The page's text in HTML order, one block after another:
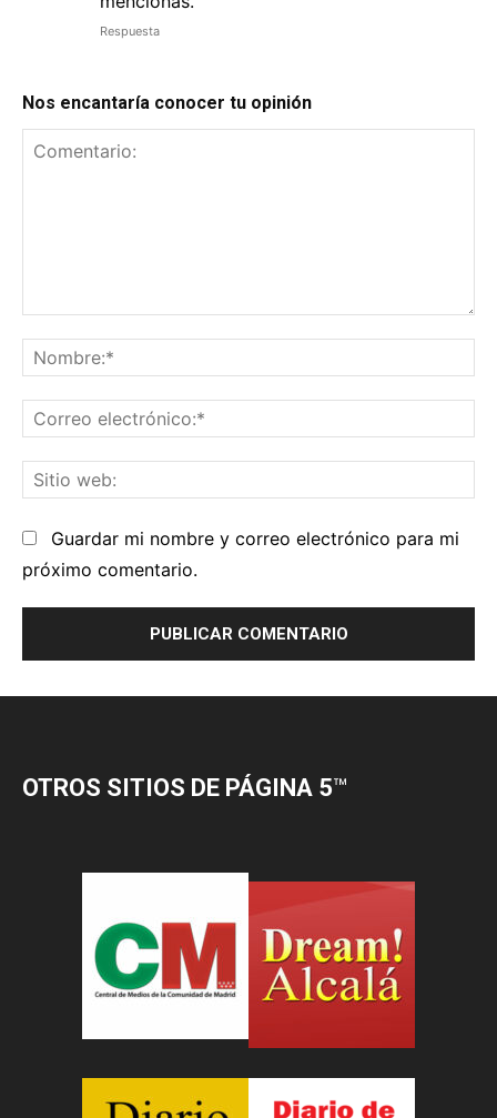
OTROS SITIOS DE PÁGINA 5™